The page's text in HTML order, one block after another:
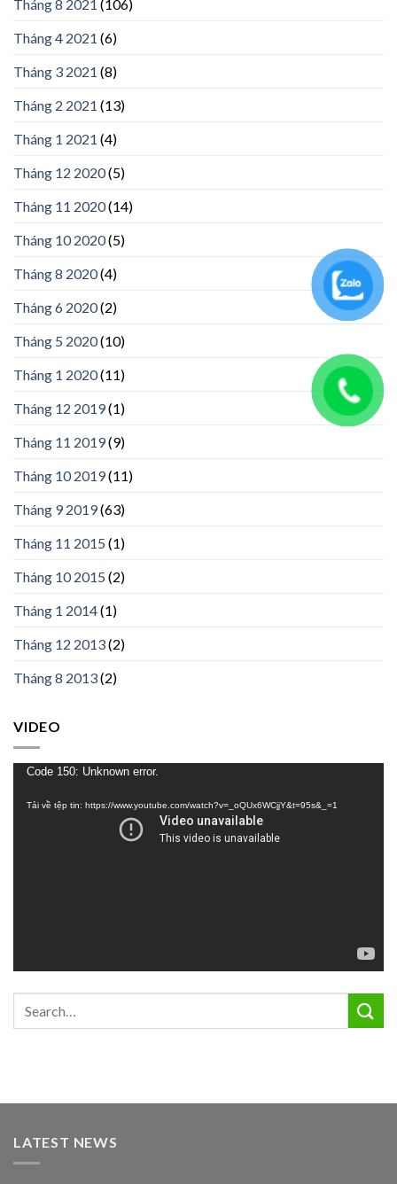
Tháng 8 2021 (106)
Tháng 4 2021 (6)
Tháng 3 2021 (8)
Tháng 2 2021 (13)
Tháng 1 2021 (4)
Tháng 12 2020(5)
Tháng 11 2020(14)
Tháng 10 2020(5)
Tháng 8 2020(4)
Tháng 6 2020(2)
Tháng 5 2020(10)
Tháng 1 2020(11)
Tháng 12 2019(1)
Tháng 11 2019(9)
Tháng 10 2019(11)
Tháng 9 2019(63)
Tháng 11 2015 (1)
Tháng 10 2015 (2)
Tháng 1 2014(1)
Tháng 12 2013(2)
Tháng 8 2013(2)
VIDEO
Trình
Code 150: Unknown error.
Tải về tệp tin: https://www.youtube.com/watch?v=_oQUx6WCjjY&t=95s&_=1
LATEST NEWS